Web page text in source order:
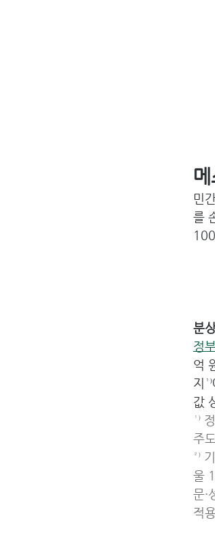
민
를
분
정
억
지
값
¹⁾
주
²⁾
울
문·
적